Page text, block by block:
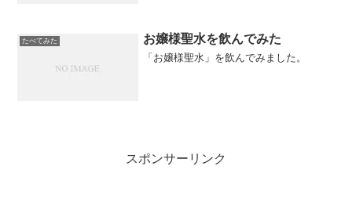
たべてみた お嬢様聖水を飲んでみた
「お嬢様聖水」を飲んでみました。
スポンサーリンク